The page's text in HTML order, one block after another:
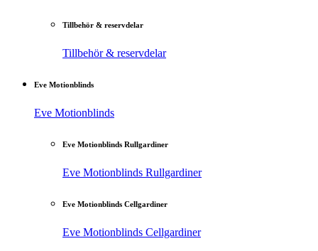
Tillbehör & reservdelar
Tillbehör & reservdelar
Eve Motionblinds
Eve Motionblinds
Eve Motionblinds Rullgardiner
Eve Motionblinds Rullgardiner
Eve Motionblinds Cellgardiner
Eve Motionblinds Cellgardiner